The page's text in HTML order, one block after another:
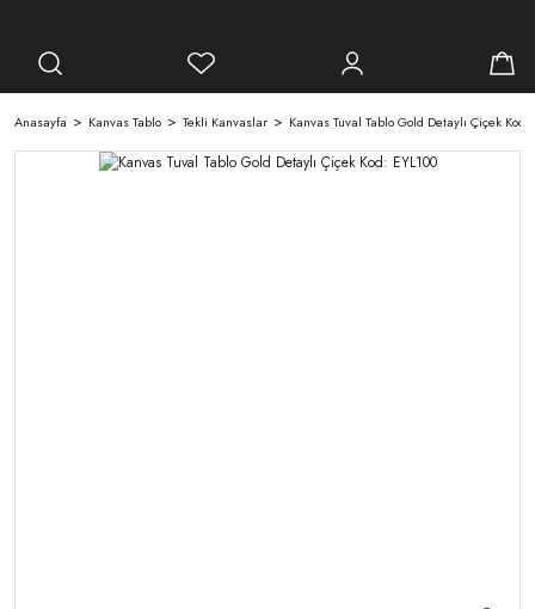
Anasayfa Kanvas Tablo Tekli Kanvaslar Kanvas Tuval Tablo Gold Detaylı Çiçek Kod: